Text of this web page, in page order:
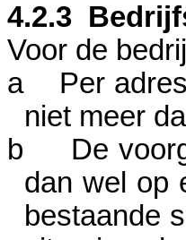
4.2.3
Voor de
a
Per
niet meer
b
De
dan wel op
bestaande